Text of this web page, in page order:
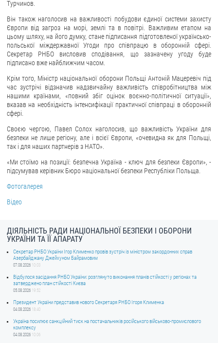
Публічні закупівлі
Внутрішній аудит
ДЕРЖАВНИЙ РЕЄСТР САНКЦІЙ
Турчинов.
Він також наголосив на важливості побудови єдиної системи захисту
Європи від загроз на морі, землі та в повітрі. Важливим етапом на
цьому шляху, на його думку, стане підписання підготовленої українсько-
польської міждержавної Угоди про співпрацю в оборонній сфері.
Секретар РНБО висловив сподівання, що зазначену угоду буде
підписано вже найближчим часом.
Крім того, Міністр національної оборони Польщі Антоній Мацеревіч під
час зустрічі відзначив надзвичайну важливість співробітництва між
нашими країнами, «повний збіг оцінок воєнно-політичної ситуації»,
вказав на необхідність інтенсифікації практичної співпраці в оборонній
сфері.
Своєю чергою, Павел Солох наголосив, що важливість України для
безпеки не лише регіону, але і всієї Європи, «очевидна як для Польщі,
так і для наших партнерів з НАТО».
«Ми стоїмо на позиції: безпечна Україна - ключ для безпеки Європи», -
підсумував керівник Бюро національної безпеки Республіки Польща.
Фотогалерея
Відео
ДІЯЛЬНІСТЬ РАДИ НАЦІОНАЛЬНОЇ БЕЗПЕКИ І ОБОРОНИ
УКРАЇНИ ТА ЇЇ АПАРАТУ
Секретар РНБО України Ігор Клименко провів зустріч із міністром закордонних справ
Азербайджану Джейхуном Байрамовим
07.08.2026 10:03
Відбулося засідання РНБО України: розглянуто виконання планів стійкості у регіонах та
затверджено план стійкості Києва
05.08.2026 19:52
Президент України представив нового Секретаря РНБО Ігоря Клименка
04.08.2026 18:40
Україна посилює санкційний тиск на постачальників російського військово-промислового
комплексу
04.08.2026 10:06